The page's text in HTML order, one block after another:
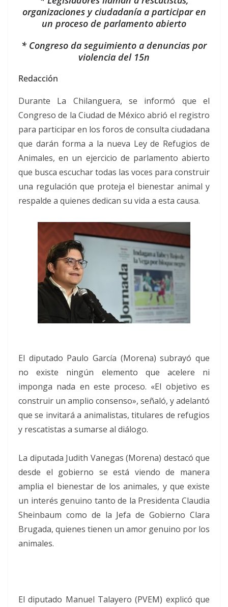
organizaciones y ciudadanía a participar en
un proceso de parlamento abierto
* Congreso da seguimiento a denuncias por
violencia del 15n
Redacción
Durante La Chilanguera, se informó que el
Congreso de la Ciudad de México abrió el registro
para participar en los foros de consulta ciudadana
que darán forma a la nueva Ley de Refugios de
Animales, en un ejercicio de parlamento abierto
que busca escuchar todas las voces para construir
una regulación que proteja el bienestar animal y
respalde a quienes dedican su vida a esta causa.
El diputado Paulo García (Morena) subrayó que
no existe ningún elemento que acelere ni
imponga nada en este proceso. «El objetivo es
construir un amplio consenso», señaló, y adelantó
que se invitará a animalistas, titulares de refugios
y rescatistas a sumarse al diálogo.
La diputada Judith Vanegas (Morena) destacó que
desde el gobierno se está viendo de manera
amplia el bienestar de los animales, y que existe
un interés genuino tanto de la Presidenta Claudia
Sheinbaum como de la Jefa de Gobierno Clara
Brugada, quienes tienen un amor genuino por los
animales.
El diputado Manuel Talayero (PVEM) explicó que